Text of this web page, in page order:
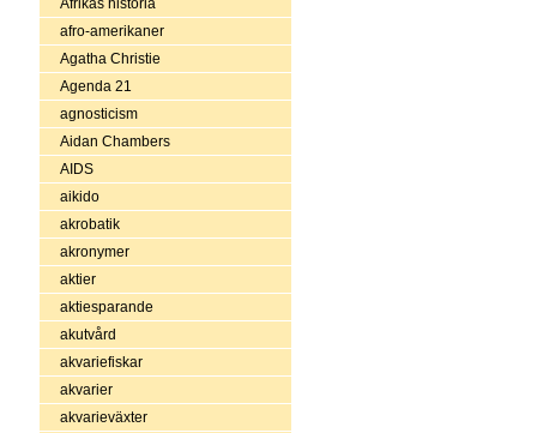
Afrikas historia
afro-amerikaner
Agatha Christie
Agenda 21
agnosticism
Aidan Chambers
AIDS
aikido
akrobatik
akronymer
aktier
aktiesparande
akutvård
akvariefiskar
akvarier
akvarieväxter